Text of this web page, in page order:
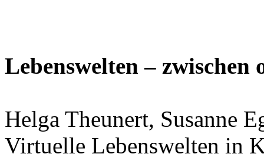
Lebenswelten –
Helga Theunert, Susanne
Virtuelle Lebenswelten in